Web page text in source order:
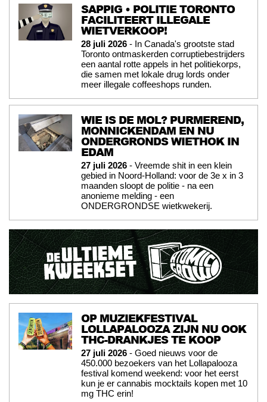
SAPPIG • POLITIE TORONTO
FACILITEERT ILLEGALE
WIETVERKOOP!
28 juli 2026 - In Canada's grootste stad
Toronto ontmaskerden corruptiebestrijders
een aantal rotte appels in het politiekorps,
die samen met lokale drug lords onder
meer illegale coffeeshops runden.
WIE IS DE MOL? PURMEREND,
MONNICKENDAM EN NU
ONDERGRONDS WIETHOK IN
EDAM
27 juli 2026 - Vreemde shit in een klein
gebied in Noord-Holland: voor de 3e x in 3
maanden sloopt de politie - na een
anonieme melding - een
ONDERGRONDSE wietkwekerij.
OP MUZIEKFESTIVAL
LOLLAPALOOZA ZIJN NU OOK
THC-DRANKJES TE KOOP
27 juli 2026 - Goed nieuws voor de
450.000 bezoekers van het Lollapalooza
festival komend weekend: voor het eerst
kun je er cannabis mocktails kopen met 10
mg THC erin!